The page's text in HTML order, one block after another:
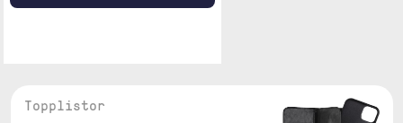
Topplistor